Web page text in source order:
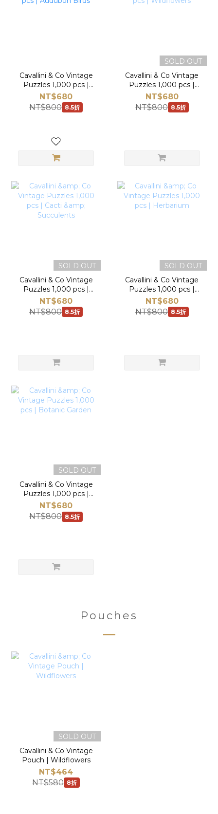
Cavallini & Co Vintage
Puzzles 1,000 pcs |
Audubon Birds
NT$680
NT$800 8.5折
SOLD OUT
Cavallini & Co Vintage
Puzzles 1,000 pcs |
Wildflowers
NT$680
NT$800 8.5折
SOLD OUT
Cavallini & Co Vintage
Puzzles 1,000 pcs |
Cacti & Succulents
NT$680
NT$800 8.5折
SOLD OUT
Cavallini & Co Vintage
Puzzles 1,000 pcs |
Herbarium
NT$680
NT$800 8.5折
SOLD OUT
Cavallini & Co Vintage
Puzzles 1,000 pcs |
Botanic Garden
NT$680
NT$800 8.5折
Pouches
SOLD OUT
Cavallini & Co Vintage
Pouch | Wildflowers
NT$464
NT$580 8折